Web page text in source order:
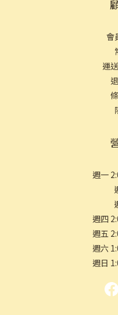
會
運
週一
週四
週五
週六
週日